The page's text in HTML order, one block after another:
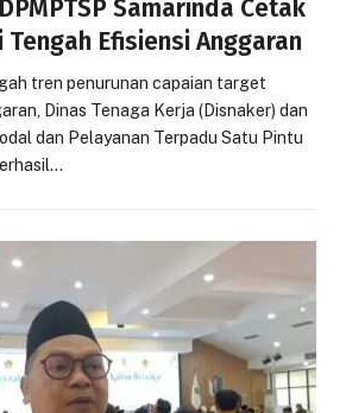
Samarinda Cetak
Efisiensi Anggaran
tren penurunan capaian target
Dinas Tenaga Kerja (Disnaker) dan
dan Pelayanan Terpadu Satu Pintu